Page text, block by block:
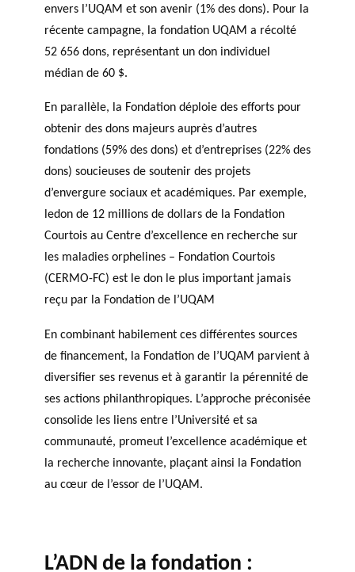
envers l’UQAM et son avenir (1% des dons). Pour la
récente campagne, la fondation UQAM a récolté
52 656 dons, représentant un don individuel
médian de 60 $.
En parallèle, la Fondation déploie des efforts pour
obtenir des dons majeurs auprès d’autres
fondations (59% des dons) et d’entreprises (22% des
dons) soucieuses de soutenir des projets
d’envergure sociaux et académiques. Par exemple,
ledon de 12 millions de dollars de la Fondation
Courtois au Centre d’excellence en recherche sur
les maladies orphelines – Fondation Courtois
(CERMO-FC) est le don le plus important jamais
reçu par la Fondation de l’UQAM
En combinant habilement ces différentes sources
de financement, la Fondation de l’UQAM parvient à
diversifier ses revenus et à garantir la pérennité de
ses actions philanthropiques. L’approche préconisée
consolide les liens entre l’Université et sa
communauté, promeut l’excellence académique et
la recherche innovante, plaçant ainsi la Fondation
au cœur de l’essor de l’UQAM.
L’ADN de la fondation :